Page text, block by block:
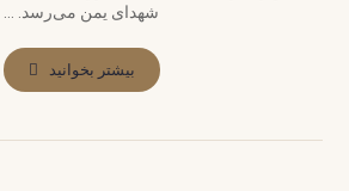
شهدای یمن می‌رسد. ...
بیشتر بخوانید